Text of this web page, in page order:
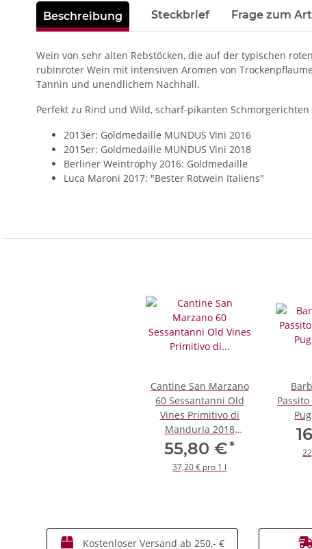
weitere Registerkarten anzeigen
Beschreibung Steckbrief Frage zum
Wein von sehr alten Rebstöcken, die auf der typischen
rubinroter Wein mit intensiven Aromen von
Tannin und unendlichem Nachhall.
Perfekt zu Rind und Wild, scharf-pikanten
2013er: Goldmedaille MUNDUS Vini 2016
2015er: Goldmedaille MUNDUS Vini 2018
Berliner Weintrophy 2016: Goldmedaille
Luca Maroni 2017: "Bester Rotwein Italiens"
Cantine San Marzano
60 Sessantanni Old
Vines Primitivo di
Manduria 2018
*Magnum*
55,80 €*
37,20 € pro 1 l
Kostenloser Versand ab 250,- €